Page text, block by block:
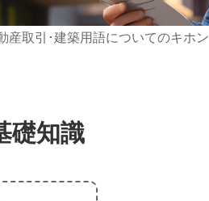
産取引･建築用語についてのキホン
礎知識